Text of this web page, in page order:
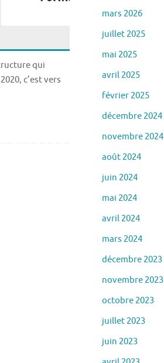
qui
c’est vers
mars 2026
juillet 2025
mai 2025
avril 2025
février 2025
décembre 2024
novembre 2024
août 2024
juin 2024
mai 2024
avril 2024
mars 2024
décembre 2023
novembre 2023
octobre 2023
juillet 2023
juin 2023